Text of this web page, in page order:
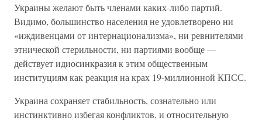
Украины желают быть членами каких-либо партий.
Видимо, большинство населения не удовлетворено ни
«иждивенцами от интернационализма», ни ревнителями
этнической стерильности, ни партиями вообще —
действует идиосинкразия к этим общественным
институциям как реакция на крах 19-миллионной КПСС.
Украина сохраняет стабильность, сознательно или
инстинктивно избегая конфликтов, и относительную